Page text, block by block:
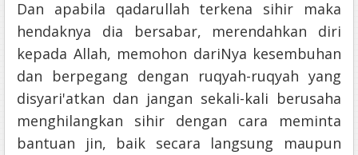
Dan apabila qadarullah terkena sihir maka
hendaknya dia bersabar, merendahkan diri
kepada Allah, memohon dariNya kesembuhan
dan berpegang dengan ruqyah-ruqyah yang
disyari'atkan dan jangan sekali-kali berusaha
menghilangkan sihir dengan cara meminta
bantuan jin, baik secara langsung maupun